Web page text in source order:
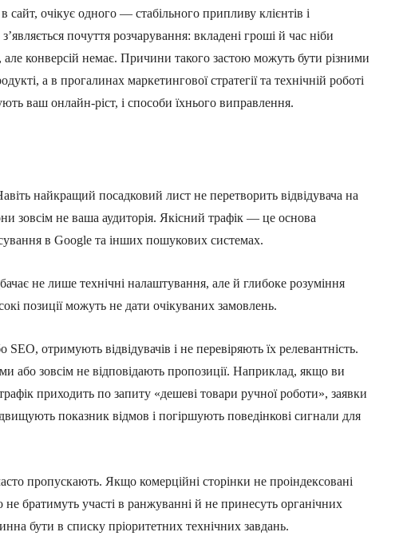
очікує одного — стабільного припливу клієнтів і
почуття розчарування: вкладені гроші й час ніби
конверсій немає. Причини такого застою можуть бути різними
а в прогалинах маркетингової стратегії та технічній роботі
ваш онлайн‑ріст, і способи їхнього виправлення.
найкращий посадковий лист не перетворить відвідувача на
зовсім не ваша аудиторія. Якісний трафік — це основа
в Google та інших пошукових системах.
не лише технічні налаштування, але й глибоке розуміння
позиції можуть не дати очікуваних замовлень.
отримують відвідувачів і не перевіряють їх релевантність.
або зовсім не відповідають пропозиції. Наприклад, якщо ви
приходить по запиту «дешеві товари ручної роботи», заявки
показник відмов і погіршують поведінкові сигнали для
пропускають. Якщо комерційні сторінки не проіндексовані
братимуть участі в ранжуванні й не принесуть органічних
бути в списку пріоритетних технічних завдань.